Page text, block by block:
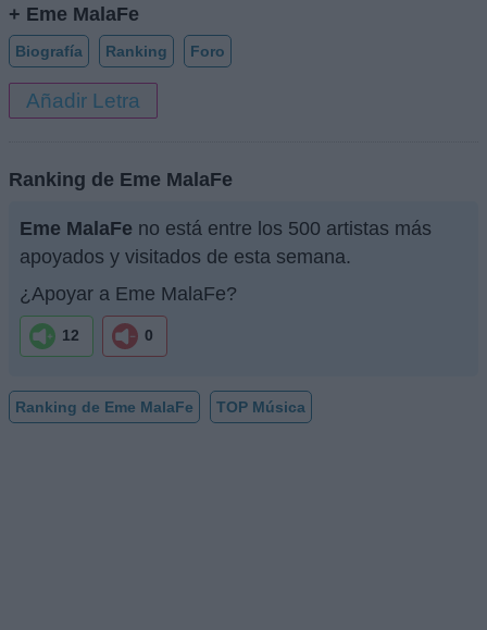
+ Eme MalaFe
Biografía Ranking Foro
Añadir Letra
Ranking de Eme MalaFe
Eme MalaFe no está entre los 500 artistas más
apoyados y visitados de esta semana.
¿Apoyar a Eme MalaFe?
12 0
Ranking de Eme MalaFe TOP Música